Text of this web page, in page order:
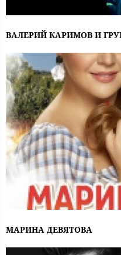
ВАЛЕРИЙ КАРИМОВ И
МАРИНА ДЕВЯТОВА